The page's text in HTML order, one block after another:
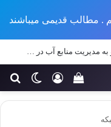
. مطالب قدیمی میباشند
آب، چالش امروز، پایداری فردا: نگاهی نو به مدیریت منابع آب در طرح‌های عمرانی ایران
تغییر ورود
سبد خرید خود را